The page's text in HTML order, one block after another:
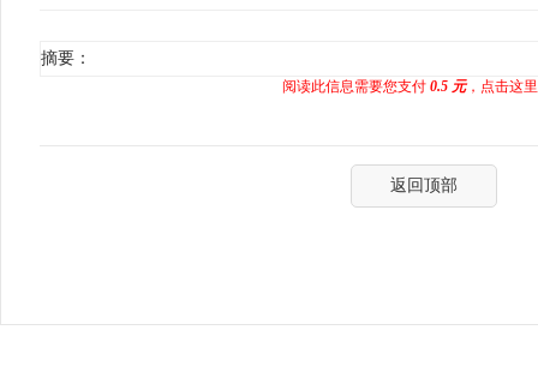
摘要：
阅读此信息需要您支付 0.5 元，点击这
返回顶部